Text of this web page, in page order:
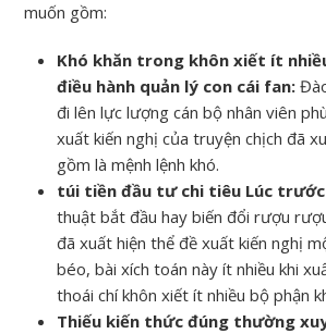
muốn gồm:
Khó khăn trong khôn xiết ít
điều hành quản lý con cái fan:
đi lên lực lượng cán bộ nhân viên
xuất kiến nghị của truyện chịch đã
gồm là mệnh lệnh khó.
túi tiền đầu tư chi tiêu Lúc
thuật bắt đầu hay biến đổi rượu
đã xuất hiện thể đề xuất kiến nghị
béo, bài xích toán này ít nhiều khi
thoái chí khôn xiết ít nhiều bộ phận
Thiếu kiến thức đúng thường